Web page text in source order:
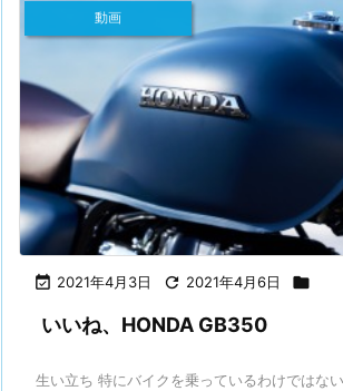
 2021年4月3日  2021年4月6日 
動画
いいね、HONDA GB350
生い立ち 特にバイクを乗っているわけではな